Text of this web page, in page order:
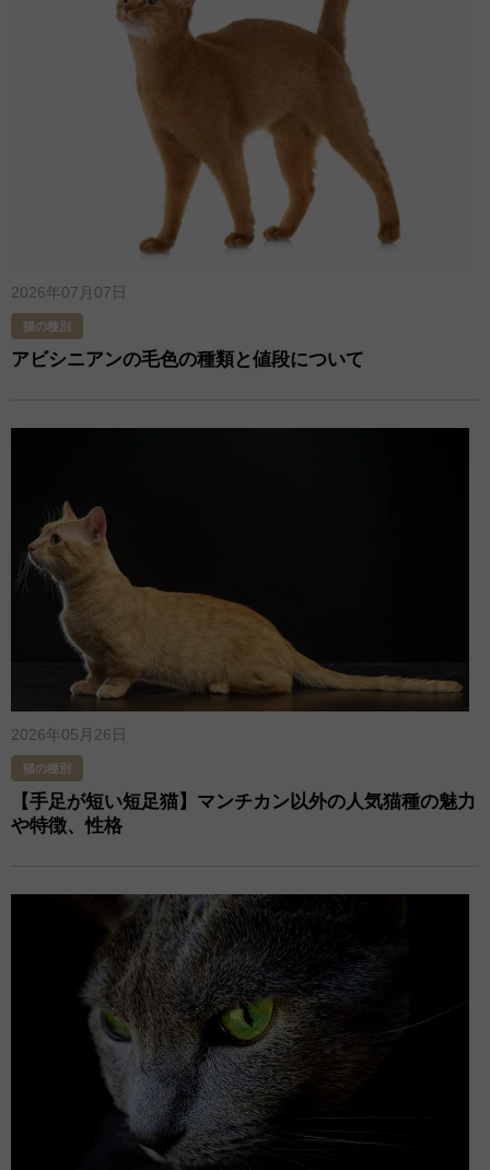
2026年07月07日
猫の種別
アビシニアンの毛色の種類と値段について
2026年05月26日
猫の種別
【手足が短い短足猫】マンチカン以外の人気猫種の魅力
や特徴、性格